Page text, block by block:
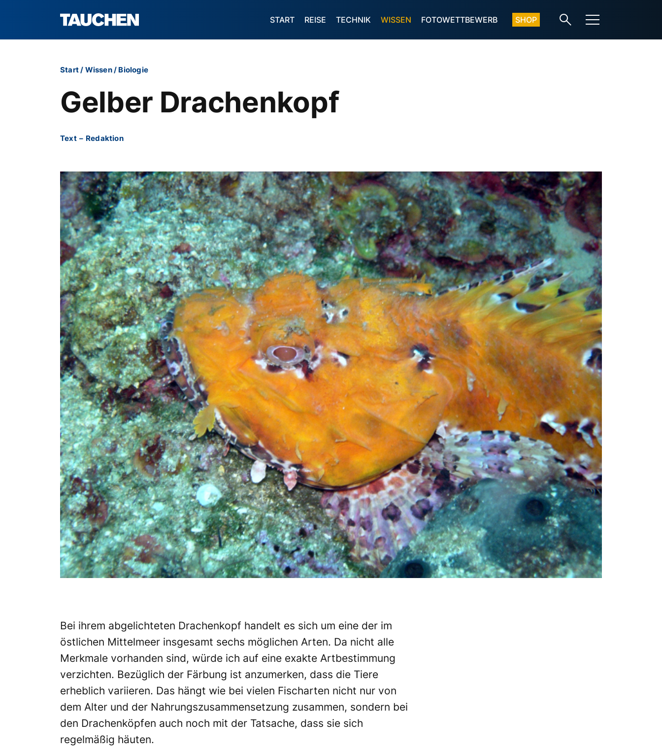
START REISE TECHNIK WISSEN FOTOWETTBEWERB SHOP
Start/ Wissen/ Biologie
Gelber Drachenkopf
Text – Redaktion
Bei ihrem abgelichteten Drachenkopf handelt es sich um eine der im
östlichen Mittelmeer insgesamt sechs möglichen Arten. Da nicht alle
Merkmale vorhanden sind, würde ich auf eine exakte Artbestimmung
verzichten. Bezüglich der Färbung ist anzumerken, dass die Tiere
erheblich variieren. Das hängt wie bei vielen Fischarten nicht nur von
dem Alter und der Nahrungszusammensetzung zusammen, sondern bei
den Drachenköpfen auch noch mit der Tatsache, dass sie sich
regelmäßig häuten.